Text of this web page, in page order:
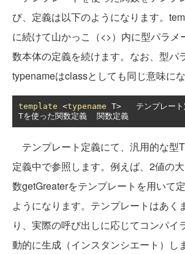
び、定義は以下のようになります。
に続けて山かっこ（<>）内に型パラメ
数本体の定義を続けます。なお、型パ
typenameはclassとしても同じ意味にな
template <typename T>
テンプレー
Tを使った関数定義 関数定義
テンプレート定義にて、汎用的な型
定義中で参照します。例えば、2値の
数getGreaterをテンプレートを用いて
ようになります。テンプレートはあく
り、実際の呼び出しに応じてコンパイ
動的に生成（インスタンシエート）し